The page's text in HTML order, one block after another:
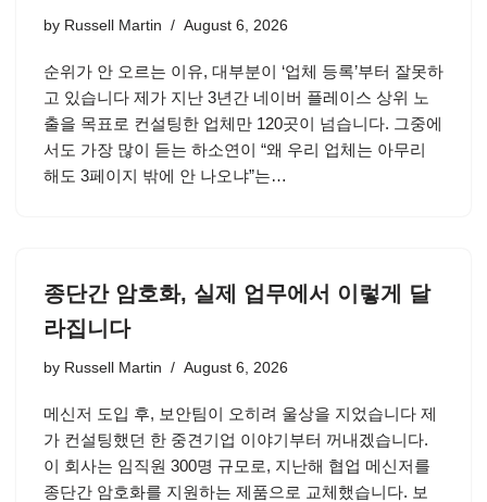
by Russell Martin August 6, 2026
순위가 안 오르는 이유, 대부분이 ‘업체 등록’부터 잘못하
고 있습니다 제가 지난 3년간 네이버 플레이스 상위 노
출을 목표로 컨설팅한 업체만 120곳이 넘습니다. 그중에
서도 가장 많이 듣는 하소연이 “왜 우리 업체는 아무리
해도 3페이지 밖에 안 나오냐”는…
종단간 암호화, 실제 업무에서 이렇게 달
라집니다
by Russell Martin August 6, 2026
메신저 도입 후, 보안팀이 오히려 울상을 지었습니다 제
가 컨설팅했던 한 중견기업 이야기부터 꺼내겠습니다.
이 회사는 임직원 300명 규모로, 지난해 협업 메신저를
종단간 암호화를 지원하는 제품으로 교체했습니다. 보